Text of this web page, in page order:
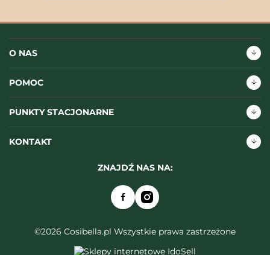
O NAS
POMOC
PUNKTY STACJONARNE
KONTAKT
ZNAJDŹ NAS NA:
©2026 Cosibella.pl Wszystkie prawa zastrzeżone